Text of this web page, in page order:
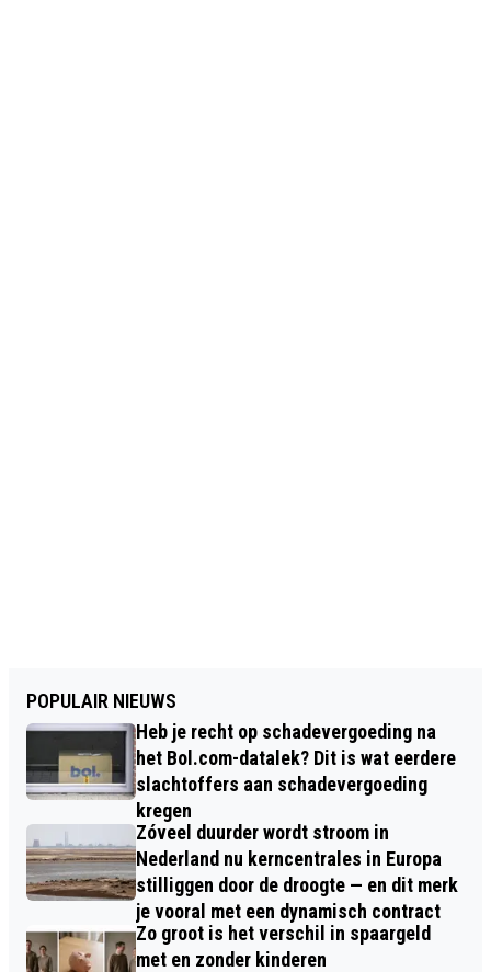
POPULAIR NIEUWS
Heb je recht op schadevergoeding na
het Bol.com-datalek? Dit is wat eerdere
slachtoffers aan schadevergoeding
kregen
Zóveel duurder wordt stroom in
Nederland nu kerncentrales in Europa
stilliggen door de droogte — en dit merk
je vooral met een dynamisch contract
Zo groot is het verschil in spaargeld
met en zonder kinderen